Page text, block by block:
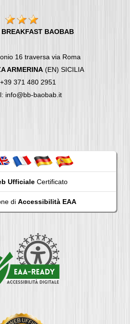
BREAKFAST BAOBAB
16 traversa via Roma
ARMERINA(EN) SICILIA
371 480 2951
info@bb-baobab.it
UfficialeCertificato
di Accessibilità EAA